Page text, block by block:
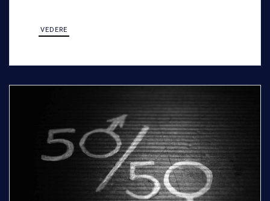
VEDERE